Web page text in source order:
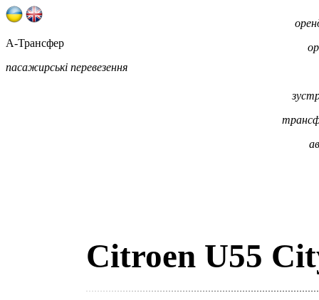
А-Трансфер
пасажирські перевезення
Citroen U55